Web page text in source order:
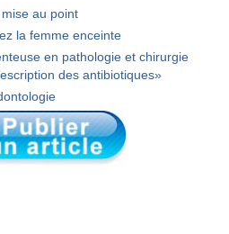
au point
la femme enceinte
en pathologie et chirurgie
des antibiotiques»